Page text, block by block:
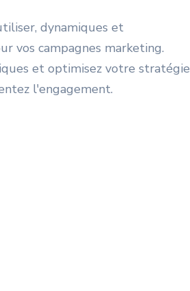
dynamiques et
vos campagnes marketing.
et optimisez votre stratégie
l'engagement.